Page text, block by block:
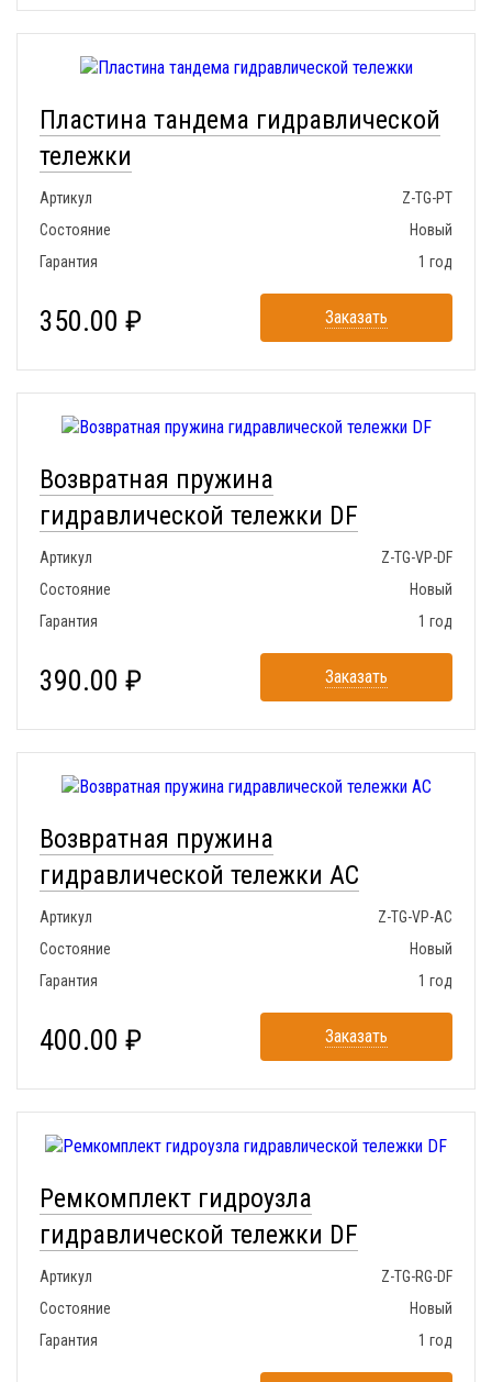
Пластина тандема гидравлической
тележки
Артикул
Z-TG-PT
Состояние
Новый
Гарантия
1 год
350.00 ₽ Заказать
Возвратная пружина
гидравлической тележки DF
Артикул
Z-TG-VP-DF
Состояние
Новый
Гарантия
1 год
390.00 ₽ Заказать
Возвратная пружина
гидравлической тележки AC
Артикул
Z-TG-VP-AC
Состояние
Новый
Гарантия
1 год
400.00 ₽ Заказать
Ремкомплект гидроузла
гидравлической тележки DF
Артикул
Z-TG-RG-DF
Состояние
Новый
Гарантия
1 год